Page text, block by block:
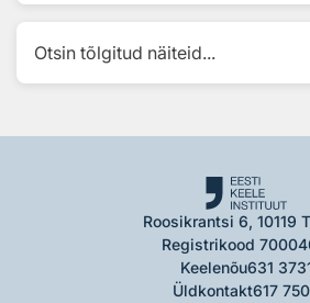
Otsin tõlgitud näiteid...
Roosikrantsi 6, 10119
Registrikood
Keelenõu631
Üldkontakt617